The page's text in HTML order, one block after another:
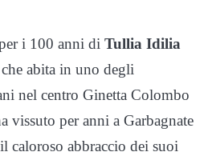
i 100 anni di Tullia Idilia
abita in uno degli
nel centro Ginetta Colombo
vissuto per anni a Garbagnate
caloroso abbraccio dei suoi